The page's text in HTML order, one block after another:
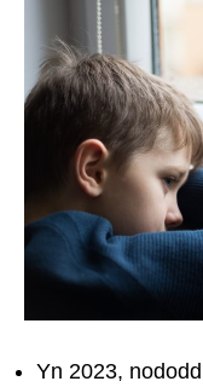
Yn 2023,